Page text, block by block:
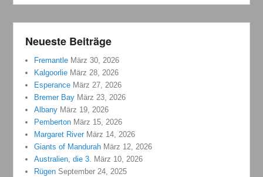
Neueste Beiträge
Fremantle März 30, 2026
Kalgoorlie März 28, 2026
Esperance März 27, 2026
Bremer Bay März 23, 2026
Albany März 19, 2026
Pemberton März 15, 2026
Margaret River März 14, 2026
Giants of Mandurah März 12, 2026
Australien, die 3. März 10, 2026
Rügen September 24, 2025